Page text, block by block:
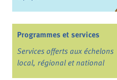
Programmes et services
Services offerts aux échelons
local, régional et national